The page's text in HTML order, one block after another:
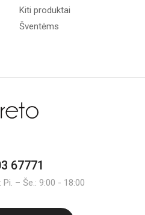
Kiti produktai
Šventėms
67771
– Še.: 9:00 - 18:00